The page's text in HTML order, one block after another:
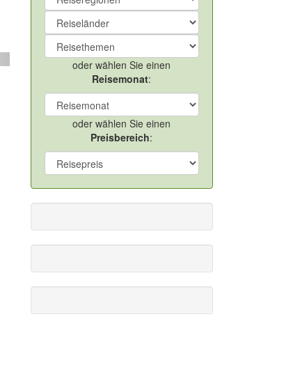
oder wählen Sie einen
Reisemonat:
oder wählen Sie einen
Preisbereich: